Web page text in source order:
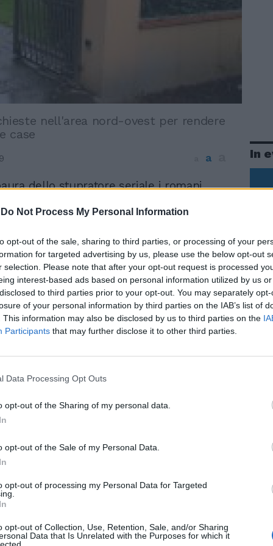
Do Not Process My Personal Information
opt-out of the sale, sharing to third parties, or processing of your
for targeted advertising by us, please use the below opt-out
selection. Please note that after your opt-out request is processed
interest-based ads based on personal information utilized by us
to third parties prior to your opt-out. You may separately
of your personal information by third parties on the IAB’s list of
This information may also be disclosed by us to third parties on the
Participants that may further disclose it to other third parties.
Data Processing Opt Outs
opt-out of the Sharing of my personal data.
opt-out of the Sale of my Personal Data.
opt-out of processing my Personal Data for Targeted
opt-out of Collection, Use, Retention, Sale, and/or Sharing
Data that Is Unrelated with the Purposes for which it
nell'area nord-ovest per rendere
case
a
dello stupratore seriale i romani
private e di moderni sistemi di
routine anche in camera da letto.
privata e ditte specializzate nel
sicurezza si trovano a dover affrontare
consistente di domande di «sicurezza fai
richieste di moderne misure per mettere
appartamenti e ville sono in crescita -
Diaz del gruppo "Porte blindate e
- in tutta Roma e soprattutto in
e Balduina». Dopo le recenti
Corso Francia (anche Renzo Arbore ne è
ha cambiato rapidamente idea.
rinforzate appaiono alle finestre. Ma
d'acciaio antiscasso - aggiunge
rispetto al passato è la maggiore
blindature alla porta della camera da
da un lato i romani «fortificano» le case,
guardie private per pattugliare le
le proprie abitazioni. «Di fronte a
di rapine o violenze come quella della
In
Trump, Meloni e la strategia